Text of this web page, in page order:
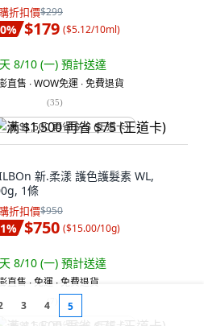
折扣價$299
% $179 ($5.12/10ml)
8/10 (一) 預計送達
直售 ∙ WOW免運 ∙ 免費退貨
(35)
满 $1,500 再省 $75 (王道卡)
新.柔漾 護色護髮素 WL,
1條
折扣價$950
% $750 ($15.00/10g)
8/10 (一) 預計送達
直售 ∙ 免運 ∙ 免費退貨
(
3 4 5